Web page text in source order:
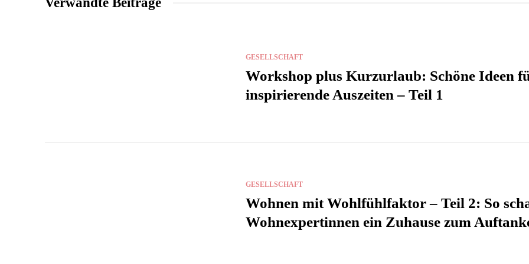
GESELLSCHAFT
Workshop plus Kurzurlaub: Schöne Ideen
inspirierende Auszeiten – Teil 1
GESELLSCHAFT
Wohnen mit Wohlfühlfaktor – Teil 2: So
Wohnexpertinnen ein Zuhause zum